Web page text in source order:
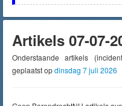
Artikels 07-07-
Onderstaande artikels
geplaatst opdinsdag 7 juli 2026